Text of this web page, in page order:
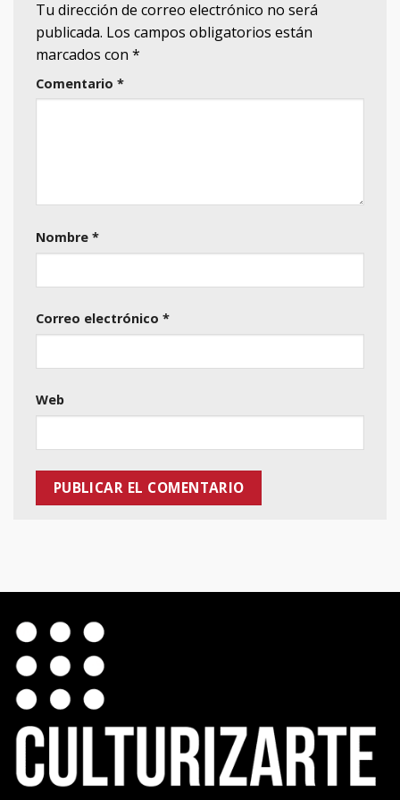
Tu dirección de correo electrónico no será
publicada. Los campos obligatorios están
marcados con *
Comentario *
Nombre *
Correo electrónico *
Web